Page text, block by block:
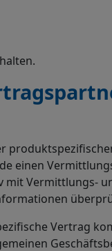
einen
mit Vermittlungs-
Vertrag